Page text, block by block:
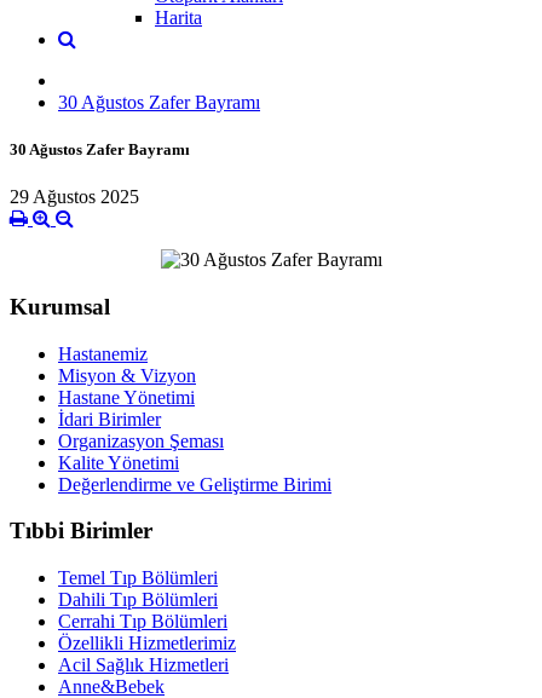
Harita
30 Ağustos Zafer Bayramı
30 Ağustos Zafer Bayramı
29 Ağustos 2025
Kurumsal
Hastanemiz
Misyon & Vizyon
Hastane Yönetimi
İdari Birimler
Organizasyon Şeması
Kalite Yönetimi
Değerlendirme ve Geliştirme Birimi
Tıbbi Birimler
Temel Tıp Bölümleri
Dahili Tıp Bölümleri
Cerrahi Tıp Bölümleri
Özellikli Hizmetlerimiz
Acil Sağlık Hizmetleri
Anne&Bebek